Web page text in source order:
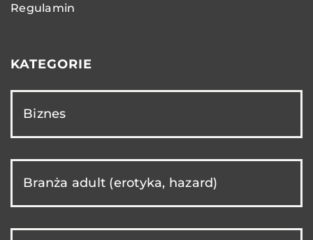
Regulamin
KATEGORIE
Biznes
Branża adult (erotyka, hazard)